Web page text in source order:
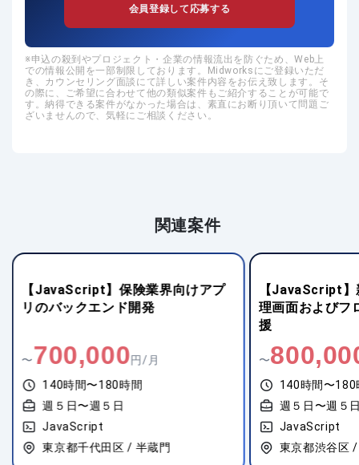
会員登録して応募する
申込の殺到やプロジェクト・企業の情報流出を防ぐため、Web上
での情報公開を一部制限しております。Midworksにご登録いただ
き、カウンセリング面談にて詳しい案件内容をお伝え致します。そ
の際に、ご希望に合わせて他の類似案件もご紹介することが可能で
す。納得できる案件がなかった場合は、素直にお断り頂いて問題ご
ざいませんので、気軽にご相談ください。
関連案件
【JavaScript】保険業界向けアプ
リのバックエンド開発
〜700,000円/月
140時間〜180時間
週５日〜週５日
JavaScript
東京都千代田区 / 半蔵門
【JavaScript
理画面およびフ
援
〜
140時間〜180
週５日〜週５
JavaScript
東京都渋谷区